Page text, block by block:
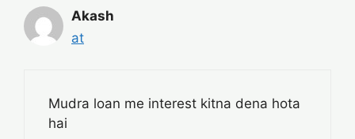
Akash
at
Mudra loan me interest kitna dena hota
hai